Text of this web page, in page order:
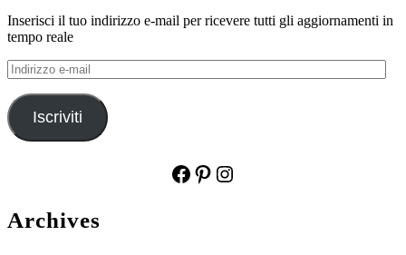
Inserisci il tuo indirizzo e-mail per ricevere tutti gli aggiornamenti in
tempo reale
Indirizzo
e-
mail
Iscriviti
Facebook
Pinterest
Instagram
Archives